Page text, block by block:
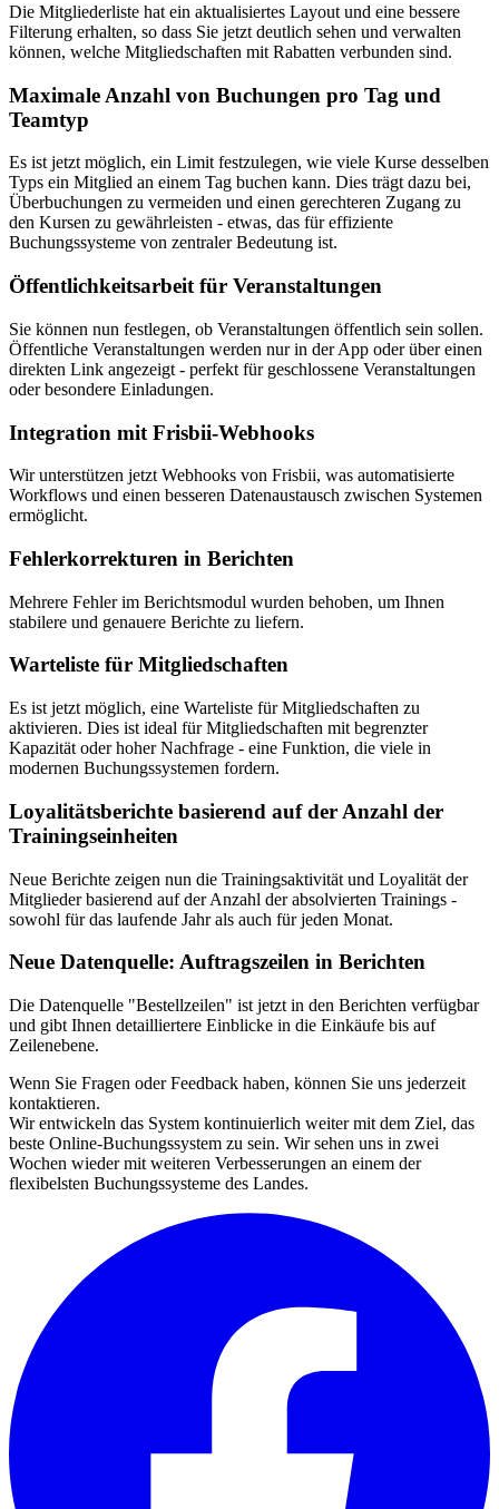
Die Mitgliederliste hat ein aktualisiertes Layout und eine bessere
Filterung erhalten, so dass Sie jetzt deutlich sehen und verwalten
können, welche Mitgliedschaften mit Rabatten verbunden sind.
Maximale Anzahl von Buchungen pro Tag und
Teamtyp
Es ist jetzt möglich, ein Limit festzulegen, wie viele Kurse desselben
Typs ein Mitglied an einem Tag buchen kann. Dies trägt dazu bei,
Überbuchungen zu vermeiden und einen gerechteren Zugang zu
den Kursen zu gewährleisten - etwas, das für effiziente
Buchungssysteme von zentraler Bedeutung ist.
Öffentlichkeitsarbeit für Veranstaltungen
Sie können nun festlegen, ob Veranstaltungen öffentlich sein sollen.
Öffentliche Veranstaltungen werden nur in der App oder über einen
direkten Link angezeigt - perfekt für geschlossene Veranstaltungen
oder besondere Einladungen.
Integration mit Frisbii-Webhooks
Wir unterstützen jetzt Webhooks von Frisbii, was automatisierte
Workflows und einen besseren Datenaustausch zwischen Systemen
ermöglicht.
Fehlerkorrekturen in Berichten
Mehrere Fehler im Berichtsmodul wurden behoben, um Ihnen
stabilere und genauere Berichte zu liefern.
Warteliste für Mitgliedschaften
Es ist jetzt möglich, eine Warteliste für Mitgliedschaften zu
aktivieren. Dies ist ideal für Mitgliedschaften mit begrenzter
Kapazität oder hoher Nachfrage - eine Funktion, die viele in
modernen Buchungssystemen fordern.
Loyalitätsberichte basierend auf der Anzahl der
Trainingseinheiten
Neue Berichte zeigen nun die Trainingsaktivität und Loyalität der
Mitglieder basierend auf der Anzahl der absolvierten Trainings -
sowohl für das laufende Jahr als auch für jeden Monat.
Neue Datenquelle: Auftragszeilen in Berichten
Die Datenquelle "Bestellzeilen" ist jetzt in den Berichten verfügbar
und gibt Ihnen detailliertere Einblicke in die Einkäufe bis auf
Zeilenebene.
Wenn Sie Fragen oder Feedback haben, können Sie uns jederzeit
kontaktieren.
Wir entwickeln das System kontinuierlich weiter mit dem Ziel, das
beste Online-Buchungssystem zu sein. Wir sehen uns in zwei
Wochen wieder mit weiteren Verbesserungen an einem der
flexibelsten Buchungssysteme des Landes.